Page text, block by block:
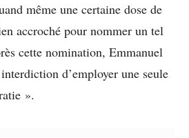
même une certaine dose de
accroché pour nommer un tel
cette nomination, Emmanuel
d’employer une seule
».